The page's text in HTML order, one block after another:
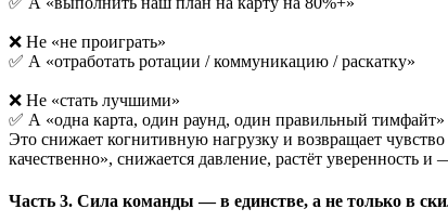
❌ Не «не проиграть»
✅ А «отработать ротации / коммуникацию / раскатку»
❌ Не «стать лучшими»
✅ А «одна карта, один раунд, один правильный тимфайт»
Это снижает когнитивную нагрузку и возвращает
качественно», снижается давление, растёт уверенность
Часть 3. Сила команды — в единстве, а не только в